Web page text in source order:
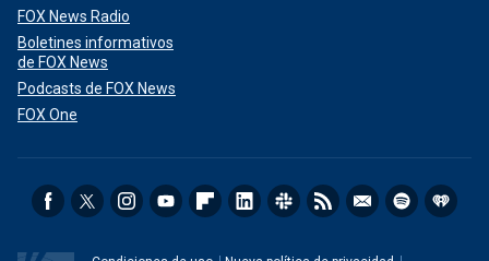
FOX News Radio
Boletines informativos
de FOX News
Podcasts de FOX News
FOX One